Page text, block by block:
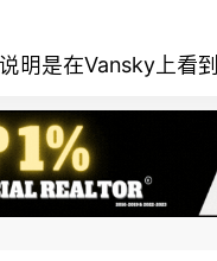
明是在Vansky上看到